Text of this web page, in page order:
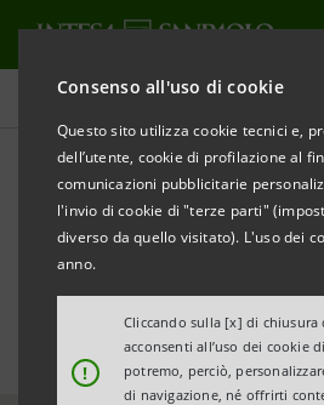
Consenso all'uso di cookie
Questo sito utilizza cookie tecnici e,
dell’utente, cookie di profilazione al
comunicazioni pubblicitarie
l'invio di cookie di "terze parti"
diverso da quello visitato). L'uso dei
anno.
!
Cliccando sulla [x] di chiusura
acconsenti all’uso dei cookie
potremo, perciò,
di navigazione, né offrirti
Ricerche Comportamentali
Il vissuto della
Italia